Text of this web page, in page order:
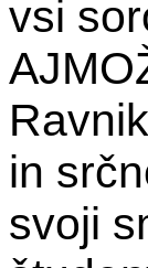
vsi
in
svoji